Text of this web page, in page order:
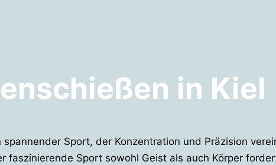
in Kiel
Sport, der Konzentration und Präzision
faszinierende Sport sowohl Geist als auch Körper